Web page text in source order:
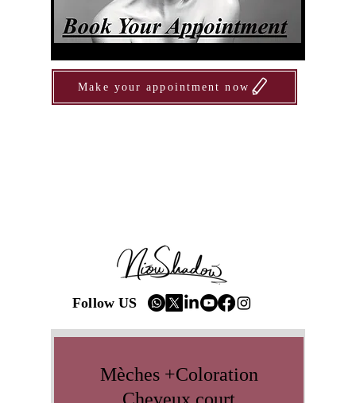
Make your appointment now
Follow US
Mèches +Coloration